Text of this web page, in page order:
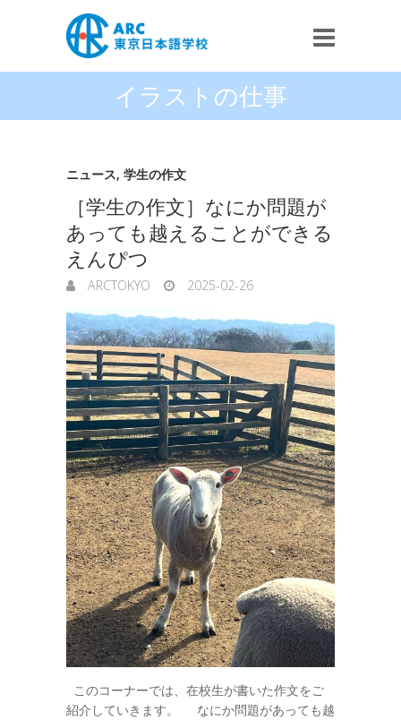
イラストの仕事
ニュース, 学生の作文
［学生の作文］なにか問題が
あっても越えることができる
えんぴつ
ARCTOKYO 2025-02-26
このコーナーでは、在校生が書いた作文をご
紹介していきます。 なにか問題があっても越